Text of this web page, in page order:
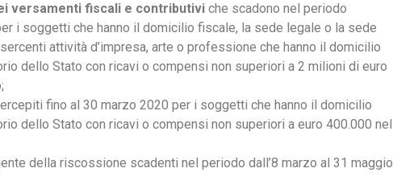
versamenti fiscali e contributivi che scadono nel periodo
i soggetti che hanno il domicilio fiscale, la sede legale o la sede
attività d’impresa, arte o professione che hanno il domicilio
dello Stato con ricavi o compensi non superiori a 2 milioni di euro
fino al 30 marzo 2020 per i soggetti che hanno il domicilio
dello Stato con ricavi o compensi non superiori a euro 400.000 nel
della riscossione scadenti nel periodo dall’8 marzo al 31 maggio